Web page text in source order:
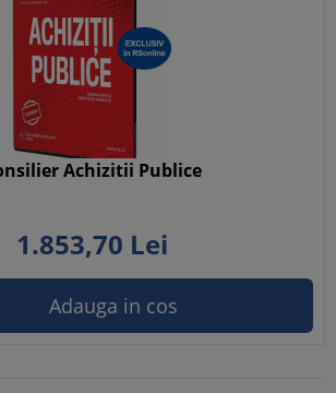
Achizitii Publice
1.853,70 Lei
Adauga in cos